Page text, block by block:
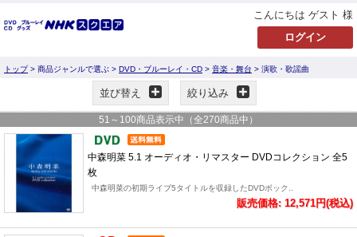
こんにちは ゲスト 様
トップ> 商品ジャンルで選ぶ > DVD・ブルーレイ・CD > 音楽・舞台 > 演歌・歌謡曲
並び替え 絞り込み
51 ～ 100商品表示中（全270商品中）
中森明菜 5.1 オーディオ・リマスター DVDコレクション 全5
枚
中森明菜の初期ライブ5タイトルを収録したDVDボック..
販売価格: 12,571円(税込)